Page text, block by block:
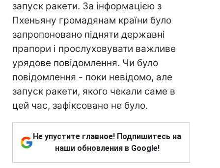
запуск ракети. За інформацією з
Пхеньяну громадянам країни було
запропоновано підняти державні
прапори і прослуховувати важливе
урядове повідомлення. Чи було
повідомлення - поки невідомо, але
запуск ракети, якого чекали саме в
цей час, зафіксовано не було.
Не упустите главное! Подпишитесь на
наши обновления в Google!